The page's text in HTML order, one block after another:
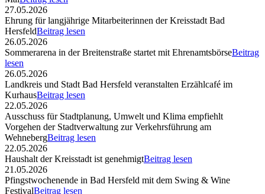
27.05.2026
Ehrung für langjährige Mitarbeiterinnen der Kreisstadt Bad
HersfeldBeitrag lesen
26.05.2026
Sommerarena in der Breitenstraße startet mit EhrenamtsbörseBeitrag
lesen
26.05.2026
Landkreis und Stadt Bad Hersfeld veranstalten Erzählcafé im
KurhausBeitrag lesen
22.05.2026
Ausschuss für Stadtplanung, Umwelt und Klima empfiehlt
Vorgehen der Stadtverwaltung zur Verkehrsführung am
WehnebergBeitrag lesen
22.05.2026
Haushalt der Kreisstadt ist genehmigtBeitrag lesen
21.05.2026
Pfingstwochenende in Bad Hersfeld mit dem Swing & Wine
FestivalBeitrag lesen